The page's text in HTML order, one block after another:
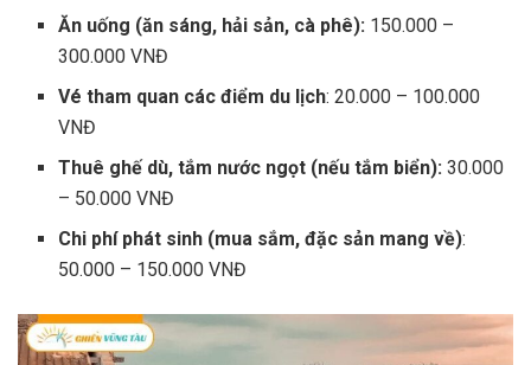
Ăn uống (ăn sáng, hải sản, cà phê): 150.000 –
300.000 VNĐ
Vé tham quan các điểm du lịch: 20.000 – 100.000
VNĐ
Thuê ghế dù, tắm nước ngọt (nếu tắm biển):30.000
– 50.000 VNĐ
Chi phí phát sinh (mua sắm, đặc sản mang về):
50.000 – 150.000 VNĐ